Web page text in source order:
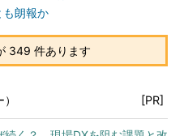
も朗報か
349 件あります
[PR]